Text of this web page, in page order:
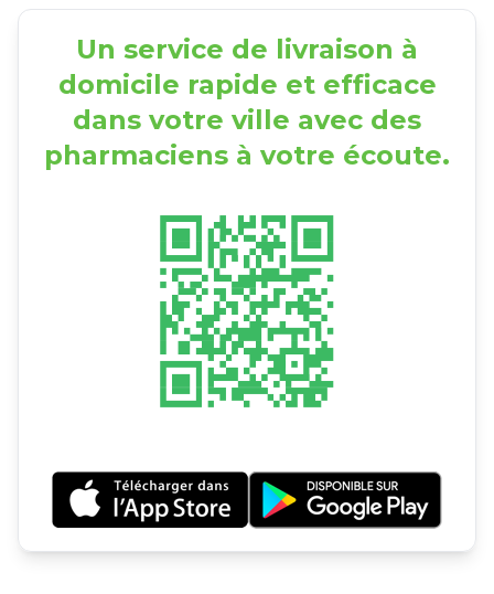
Un service de livraison à
domicile rapide et efficace
dans votre ville avec des
pharmaciens à votre écoute.